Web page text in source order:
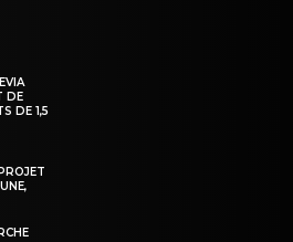
DE
DE 1,5